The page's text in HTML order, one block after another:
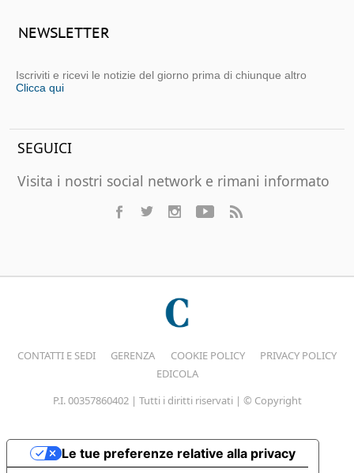
NEWSLETTER
Iscriviti e ricevi le notizie del giorno prima di chiunque altro
Clicca qui
SEGUICI
Visita i nostri social network e rimani informato
CONTATTI E SEDI GERENZA COOKIE POLICY
PRIVACY POLICY
EDICOLA
P.I. 00357860402 | Tutti i diritti riservati | © Copyright
Le tue preferenze relative alla privacy